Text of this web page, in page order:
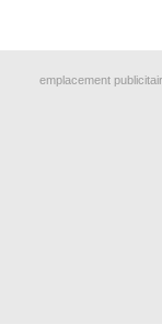
emplacement